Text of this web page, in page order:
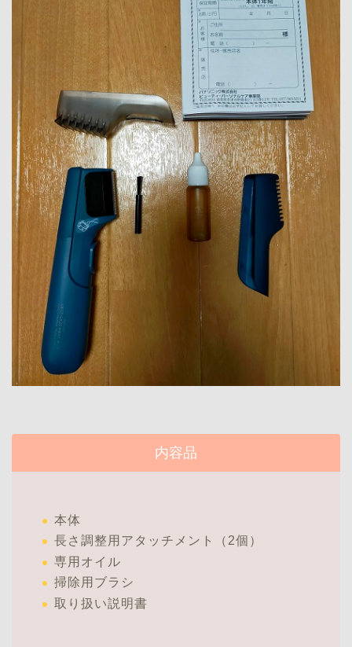
内容品
本体
長さ調整用アタッチメント（2個）
専用オイル
掃除用ブラシ
取り扱い説明書